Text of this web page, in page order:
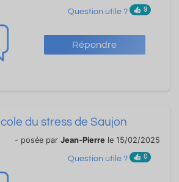
Répondre
Question utile ? 9
du stress de Saujon
- posée par Jean-Pierre le 15/02/2025
Question utile ? 0